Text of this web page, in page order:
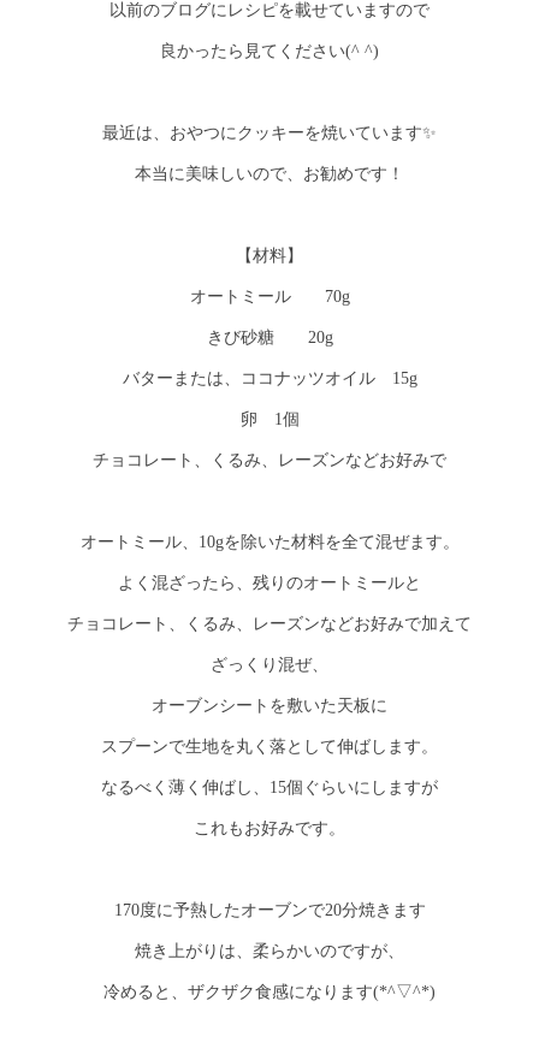
以前のブログにレシピを載せていますので
良かったら見てください(^ ^)
最近は、おやつにクッキーを焼いています✨
本当に美味しいので、お勧めです！
【材料】
オートミール 70g
きび砂糖 20g
バターまたは、ココナッツオイル 15g
卵 1個
チョコレート、くるみ、レーズンなどお好みで
オートミール、10gを除いた材料を全て混ぜます。
よく混ざったら、残りのオートミールと
チョコレート、くるみ、レーズンなどお好みで加えて
ざっくり混ぜ、
オーブンシートを敷いた天板に
スプーンで生地を丸く落として伸ばします。
なるべく薄く伸ばし、15個ぐらいにしますが
これもお好みです。
170度に予熱したオーブンで20分焼きます
焼き上がりは、柔らかいのですが、
冷めると、ザクザク食感になります(*^▽^*)